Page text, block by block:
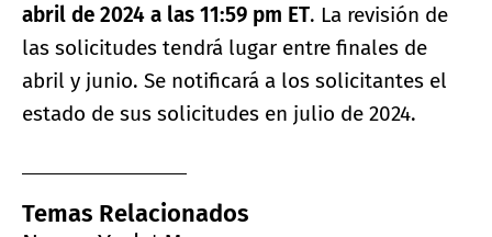
abril de 2024 a las 11:59 pm ET. La revisión de
las solicitudes tendrá lugar entre finales de
abril y junio. Se notificará a los solicitantes el
estado de sus solicitudes en julio de 2024.
Temas Relacionados